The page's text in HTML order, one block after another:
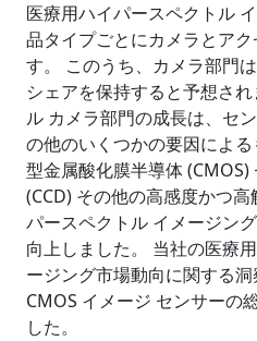
医療用ハイパースペクトル
品タイプごとにカメラとア
す。 このうち、カメラ部門
シェアを保持すると予想さ
ル カメラ部門の成長は、セ
の他のいくつかの要因によ
型金属酸化膜半導体
(CCD) その他の高感度かつ
パースペクトル イメージン
向上しました。 当社の医療
ージング市場動向に関する
CMOS イメージ センサーの
した。